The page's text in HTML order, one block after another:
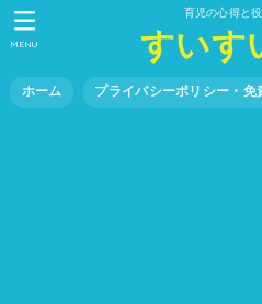
育児の心得と
すいす
ホーム プライバシーポリシー・免
MENU